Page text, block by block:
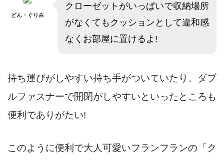
どん・ぐりみ
クローゼットがいっぱいで収納場所
がなくてもクッションとして違和感
なくお部屋に置けるよ!
持ち運びがしやすい持ち手がついていたり、ダブ
ルファスナーで開閉がしやすいといったところも
便利でありがたい!
このように便利で大人可愛いフランフランの「ク